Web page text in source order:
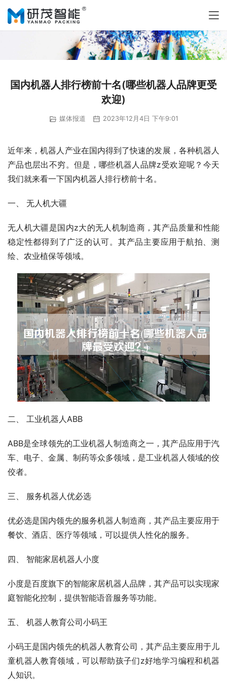
国内机器人排行榜前十名(哪些机器人品牌更受
欢迎)
媒体报道 2023年12月4日 下午9:01
近年来，机器人产业在国内得到了快速的发展，各种机器人
产品也层出不穷。但是，哪些机器人品牌z受欢迎呢？今天
我们就来看一下国内机器人排行榜前十名。
一、 无人机大疆
无人机大疆是国内z大的无人机制造商，其产品质量和性能
稳定性都得到了广泛的认可。其产品主要应用于航拍、测
绘、农业植保等领域。
二、 工业机器人ABB
ABB是全球领先的工业机器人制造商之一，其产品应用于汽
车、电子、金属、制药等众多领域，是工业机器人领域的佼
佼者。
三、 服务机器人优必选
优必选是国内领先的服务机器人制造商，其产品主要应用于
餐饮、酒店、医疗等领域，可以提供人性化的服务。
四、 智能家居机器人小度
小度是百度旗下的智能家居机器人品牌，其产品可以实现家
庭智能化控制，提供智能语音服务等功能。
五、 机器人教育公司小码王
小码王是国内领先的机器人教育公司，其产品主要应用于儿
童机器人教育领域，可以帮助孩子们z好地学习编程和机器
人知识。